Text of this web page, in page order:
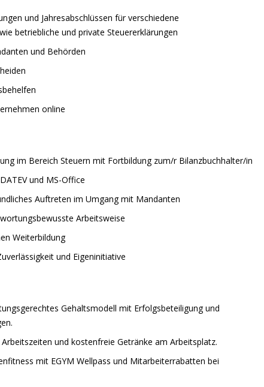
und Jahresabschlüssen für verschiedene
betriebliche und private Steuererklärungen
und Behörden
online
im Bereich Steuern mit Fortbildung zum/r Bilanzbuchhalter/in
und MS-Office
Auftreten im Umgang mit Mandanten
Arbeitsweise
Weiterbildung
und Eigeninitiative
Gehaltsmodell mit Erfolgsbeteiligung und
und kostenfreie Getränke am Arbeitsplatz.
mit EGYM Wellpass und Mitarbeiterrabatten bei